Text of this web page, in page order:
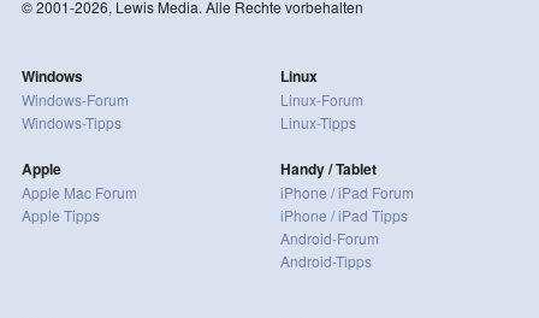
© 2001-2026, Lewis Media. Alle Rechte vorbehalten
Windows
Windows-Forum
Windows-Tipps
Apple
Apple Mac Forum
Apple Tipps
Linux
Linux-Forum
Linux-Tipps
Handy / Tablet
iPhone / iPad Forum
iPhone / iPad Tipps
Android-Forum
Android-Tipps